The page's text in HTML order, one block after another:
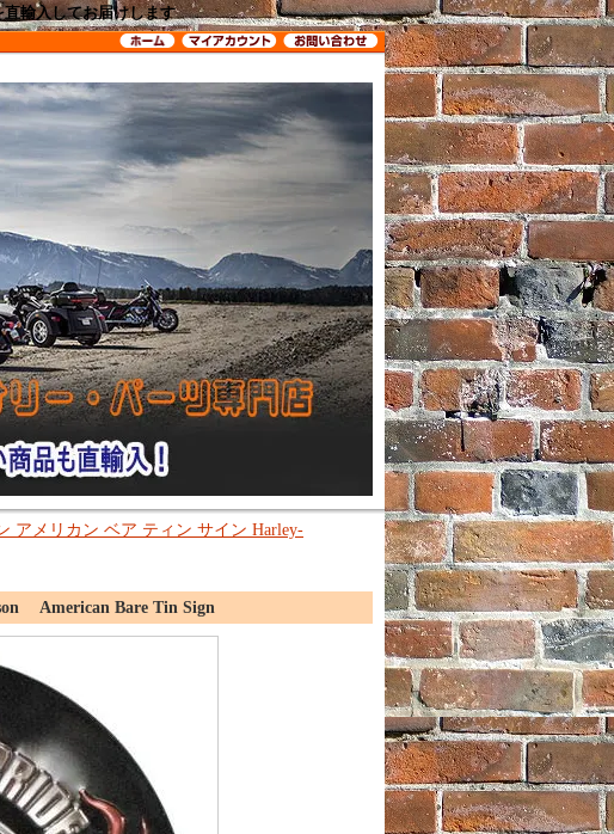
輸入してお届けします
アメリカン ベア ティン サイン Harley-
American Bare Tin Sign